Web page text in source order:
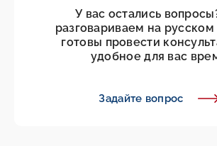
У вас остались
разговариваем на русском
готовы провести
удобное для вас
Задайте вопрос